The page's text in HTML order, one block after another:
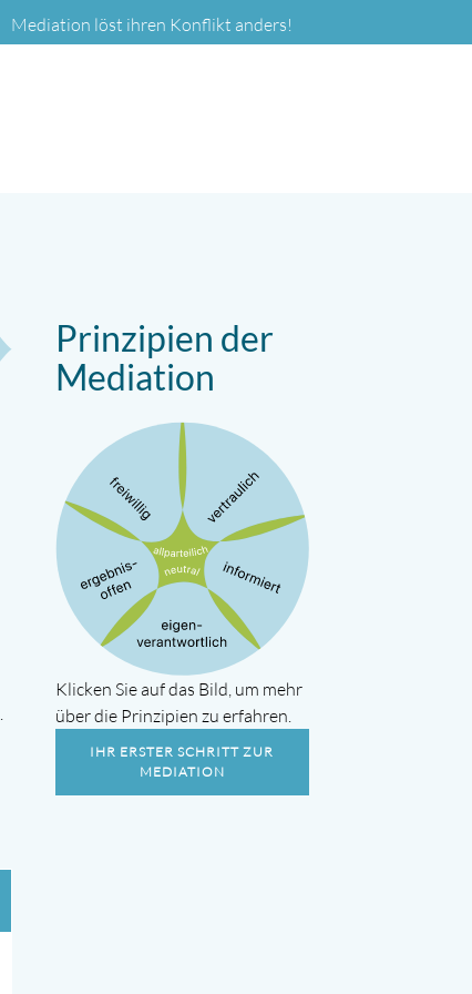
Mediation löst ihren Konflikt anders!
Prinzipien der
Mediation
Klicken Sie auf das Bild, um mehr
über die Prinzipien zu erfahren.
IHR ERSTER SCHRITT ZUR
MEDIATION